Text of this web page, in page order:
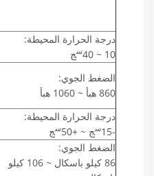
درجة الحرارة المحيطة:
10 ~ 40
سج
الضغط الجوي:
860 هبأ ~ 1060 هبأ
درجة الحرارة المحيطة:
-15
سج ~ +50 سج
الضغط الجوي:
86 كيلو باسكال ~ 106 كيلو